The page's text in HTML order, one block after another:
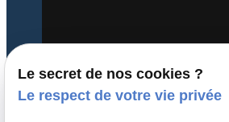
Le secret de nos cookies ?
Le respect de votre vie privée